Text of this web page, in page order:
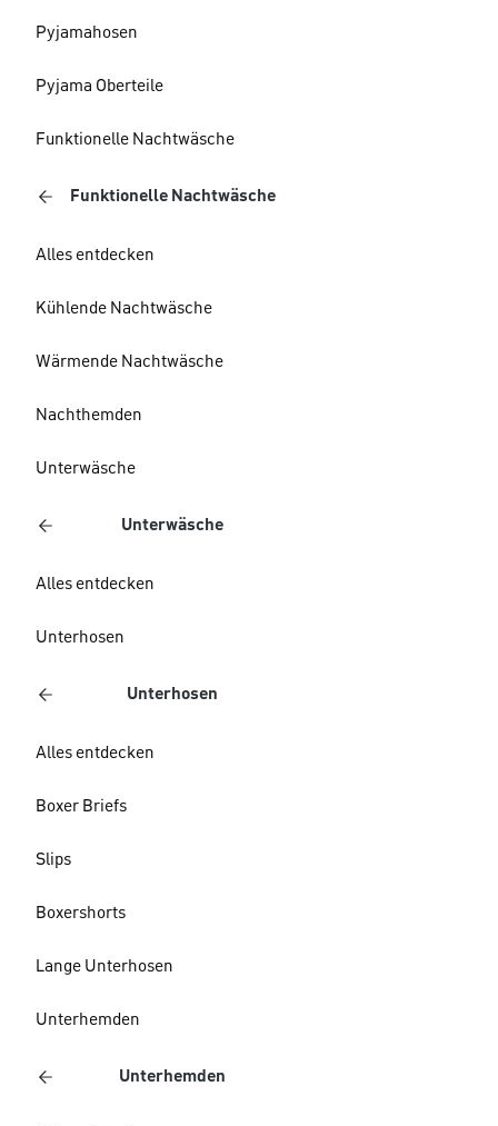
Pyjamahosen
Pyjama Oberteile
Funktionelle Nachtwäsche
Funktionelle Nachtwäsche
Alles entdecken
Kühlende Nachtwäsche
Wärmende Nachtwäsche
Nachthemden
Unterwäsche
Unterwäsche
Alles entdecken
Unterhosen
Unterhosen
Alles entdecken
Boxer Briefs
Slips
Boxershorts
Lange Unterhosen
Unterhemden
Unterhemden